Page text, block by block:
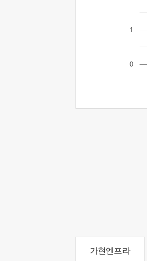
0
1
가현엔프라